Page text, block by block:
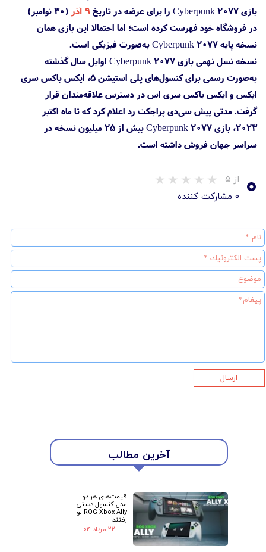
بازی Cyberpunk 2077 را برای عرضه در تاریخ
۹ آذر
(۳۰ نوامبر)
در فروشگاه خود فهرست کرده است؛ اما احتمالا این بازی همان
نسخه پایه Cyberpunk 2077 به‌صورت فیزیکی است.
نسخه نسل نهمی بازی Cyberpunk 2077 اوایل سال گذشته
به‌صورت رسمی برای کنسول‌های پلی استیشن 5، ایکس باکس سری
ایکس و ایکس باکس سری اس در دسترس علاقه‌مندان قرار
گرفت. مدتی پیش سی‌دی پراجکت رد اعلام کرد که تا ماه اکتبر
۲۰۲۳، بازی Cyberpunk 2077 بیش از ۲۵ میلیون نسخه در
سراسر جهان فروش داشته است.
۰ از ۵
★
۰ مشارکت کننده
آخرین مطالب
قیمت‌های هر دو
مدل کنسول دستی
ROG Xbox Ally لو
رفتند
۲۲ مرداد ۰۴
ارسال